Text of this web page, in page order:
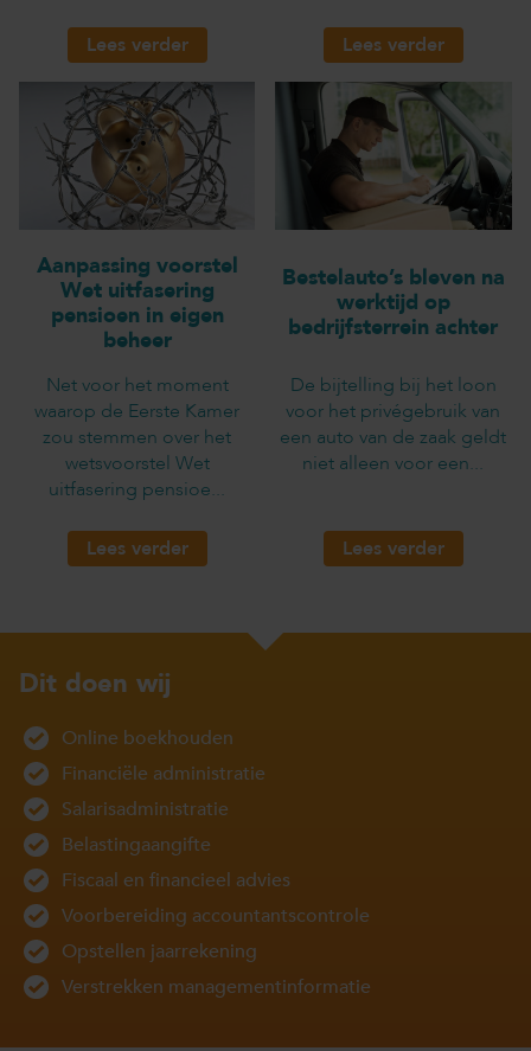
Lees verder Lees verder
Aanpassing voorstel
Wet uitfasering
pensioen in eigen
beheer
Net voor het moment
waarop de Eerste Kamer
zou stemmen over het
wetsvoorstel Wet
uitfasering pensioe...
Lees verder
Bestelauto’s bleven na
werktijd op
bedrijfsterrein achter
De bijtelling bij het loon
voor het privégebruik van
een auto van de zaak geldt
niet alleen voor een...
Lees verder
Dit doen wij
Online boekhouden
Financiële administratie
Salarisadministratie
Belastingaangifte
Fiscaal en financieel advies
Voorbereiding accountantscontrole
Opstellen jaarrekening
Verstrekken managementinformatie